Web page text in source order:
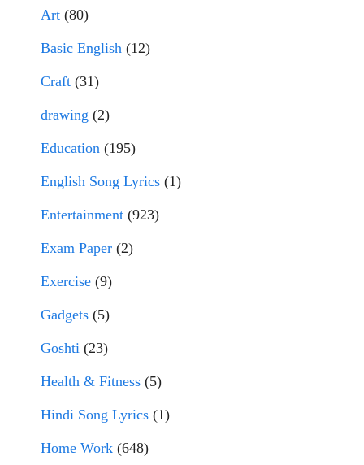
Art (80)
Basic English (12)
Craft (31)
drawing (2)
Education (195)
English Song Lyrics (1)
Entertainment (923)
Exam Paper (2)
Exercise (9)
Gadgets (5)
Goshti (23)
Health & Fitness (5)
Hindi Song Lyrics (1)
Home Work (648)